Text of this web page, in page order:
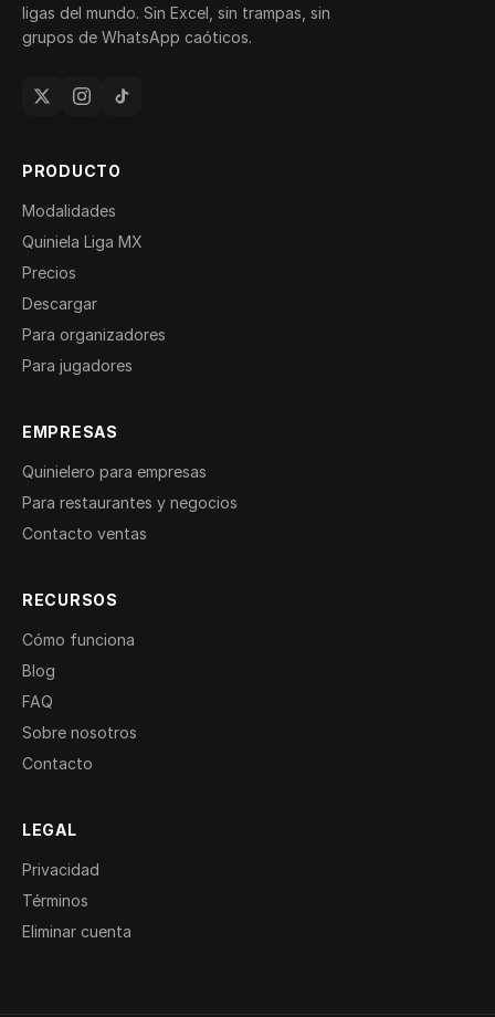
ligas del mundo. Sin Excel, sin trampas, sin
grupos de WhatsApp caóticos.
PRODUCTO
Modalidades
Quiniela Liga MX
Precios
Descargar
Para organizadores
Para jugadores
EMPRESAS
Quinielero para empresas
Para restaurantes y negocios
Contacto ventas
RECURSOS
Cómo funciona
Blog
FAQ
Sobre nosotros
Contacto
LEGAL
Privacidad
Términos
Eliminar cuenta